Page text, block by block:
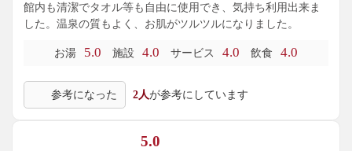
館内も清潔でタオル等も自由に使用でき、気持ち利用出来ま
した。温泉の質もよく、お肌がツルツルになりました。
お湯 5.0 施設 4.0 サービス 4.0 飲食 4.0
参考になった 2人が参考にしています
5.0